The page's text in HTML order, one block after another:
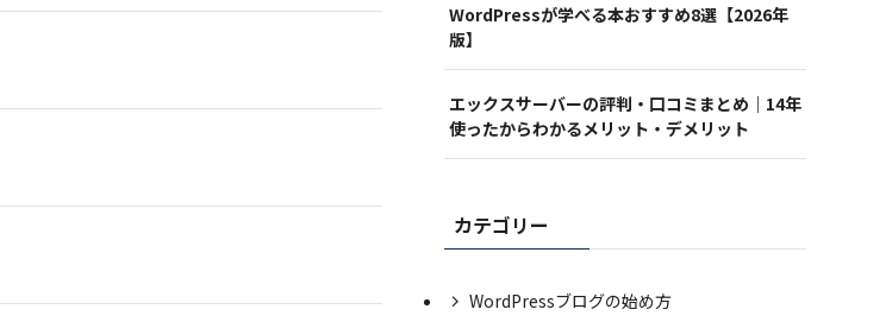
WordPressが学べる本おすすめ8選【2026年
版】
エックスサーバーの評判・口コミまとめ｜14年
使ったからわかるメリット・デメリット
カテゴリー
WordPressブログの始め方